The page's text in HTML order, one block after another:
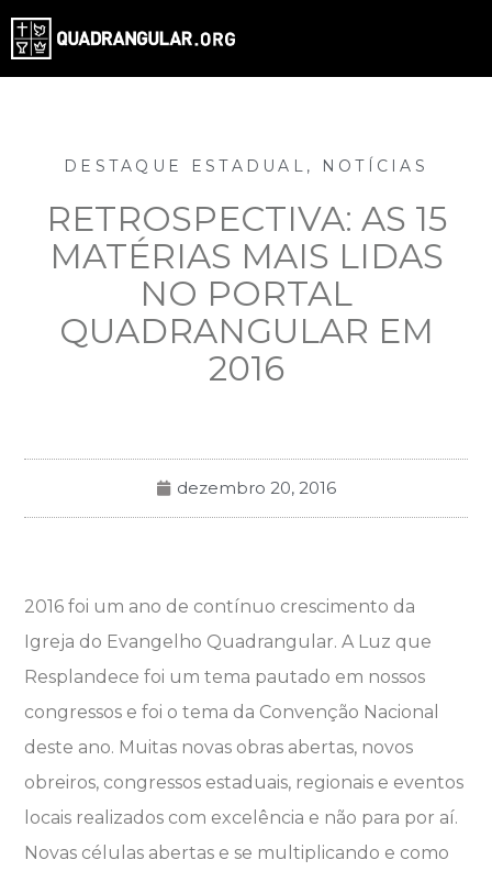
DESTAQUE ESTADUAL , NOTÍCIAS
RETROSPECTIVA: AS 15
MATÉRIAS MAIS LIDAS
NO PORTAL
QUADRANGULAR EM
2016
dezembro 20, 2016
2016 foi um ano de contínuo crescimento da
Igreja do Evangelho Quadrangular. A Luz que
Resplandece foi um tema pautado em nossos
congressos e foi o tema da Convenção Nacional
deste ano. Muitas novas obras abertas, novos
obreiros, congressos estaduais, regionais e eventos
locais realizados com excelência e não para por aí.
Novas células abertas e se multiplicando e como